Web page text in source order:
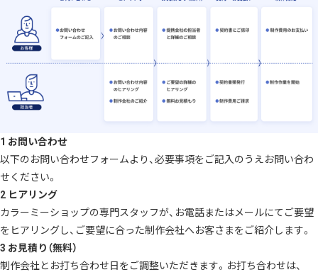
1 お問い合わせ
以下のお問い合わせフォームより、必要事項をご記入のうえお問い合わ
せください。
2 ヒアリング
カラーミーショップの専門スタッフが、お電話またはメールにてご要望
をヒアリングし、ご要望に合った制作会社へお客さまをご紹介します。
3 お見積り（無料）
制作会社とお打ち合わせ日をご調整いただきます。お打ち合わせは、